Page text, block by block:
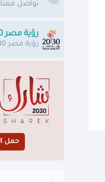
تواصل معنا
رؤية مصر 2030
رؤية مصر 2030